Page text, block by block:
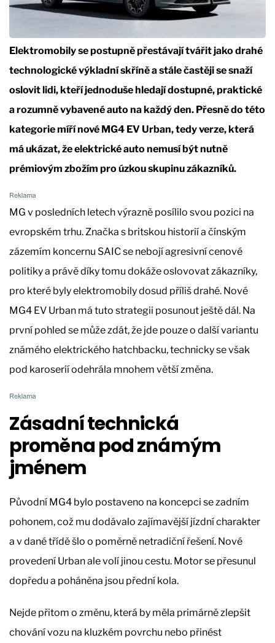
Elektromobily se postupně přestávají tvářit jako drahé
technologické výkladní skříně a stále častěji se snaží
oslovit lidi, kteří jednoduše hledají dostupné, praktické
a rozumně vybavené auto na každý den. Přesně do této
kategorie míří nové MG4 EV Urban, tedy verze, která
má ukázat, že elektrické auto nemusí být nutně
prémiovým zbožím pro úzkou skupinu zákazníků.
MG v posledních letech výrazně posílilo svou pozici na
evropském trhu. Značka s britskou historií a čínským
zázemím koncernu SAIC se nebojí agresivní cenové
politiky a právě díky tomu dokáže oslovovat zákazníky,
pro které byly elektromobily dosud příliš drahé. Nové
MG4 EV Urban má tuto strategii posunout ještě dál. Na
první pohled se může zdát, že jde pouze o další variantu
známého elektrického hatchbacku, technicky se však
pod karoserií odehrála mnohem větší změna.
Zásadní technická
proměna pod známým
jménem
Původní MG4 bylo postaveno na koncepci se zadním
pohonem, což mu dodávalo zajímavější jízdní charakter
a v dané třídě šlo o poměrně netradiční řešení. Nové
provedení Urban ale volí jinou cestu. Motor se přesunul
dopředu a poháněna jsou přední kola.
Nejde přitom o změnu, která by měla primárně zlepšit
chování vozu na kluzkém povrchu nebo přinést